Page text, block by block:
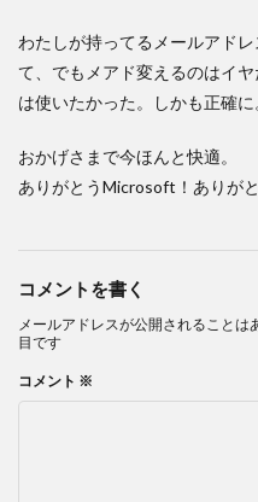
わたしが持ってるメールアド
て、でもメアド変えるのはイ
は使いたかった。しかも正確に
おかげさまで今ほんと快適。
ありがとうMicrosoft！ありが
コメントを書く
メールアドレスが公開されることは
目です
コメント ※